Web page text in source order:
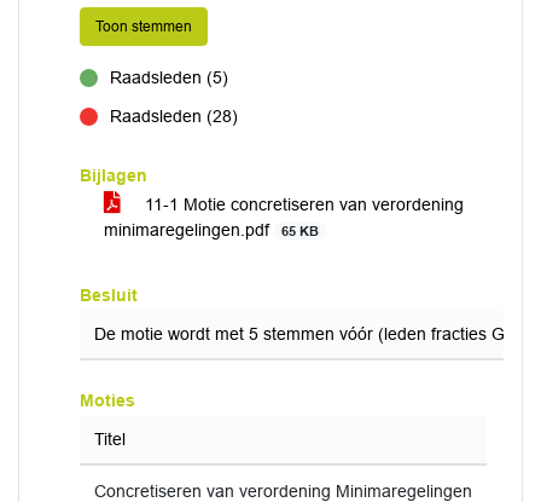
Toon stemmen
Raadsleden (5)
Raadsleden (28)
Bijlagen
11-1 Motie concretiseren van verordening
minimaregelingen.pdf
65 KB
Besluit
De motie wordt met 5 stemmen vóór (leden fracties
Moties
Titel
Concretiseren van verordening Minimaregelingen